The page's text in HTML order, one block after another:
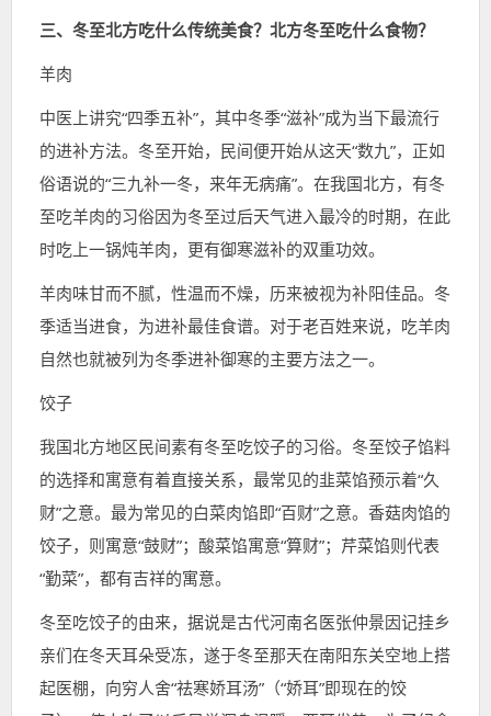
三、冬至北方吃什么传统美食？北方冬至吃什么食物？
羊肉
中医上讲究“四季五补”，其中冬季“滋补”成为当下最流行
的进补方法。冬至开始，民间便开始从这天“数九”，正如
俗语说的“三九补一冬，来年无病痛”。在我国北方，有冬
至吃羊肉的习俗因为冬至过后天气进入最冷的时期，在此
时吃上一锅炖羊肉，更有御寒滋补的双重功效。
羊肉味甘而不腻，性温而不燥，历来被视为补阳佳品。冬
季适当进食，为进补最佳食谱。对于老百姓来说，吃羊肉
自然也就被列为冬季进补御寒的主要方法之一。
饺子
我国北方地区民间素有冬至吃饺子的习俗。冬至饺子馅料
的选择和寓意有着直接关系，最常见的韭菜馅预示着“久
财”之意。最为常见的白菜肉馅即“百财”之意。香菇肉馅的
饺子，则寓意“鼓财”；酸菜馅寓意“算财”；芹菜馅则代表
“勤菜”，都有吉祥的寓意。
冬至吃饺子的由来，据说是古代河南名医张仲景因记挂乡
亲们在冬天耳朵受冻，遂于冬至那天在南阳东关空地上搭
起医棚，向穷人舍“祛寒娇耳汤”（“娇耳”即现在的饺